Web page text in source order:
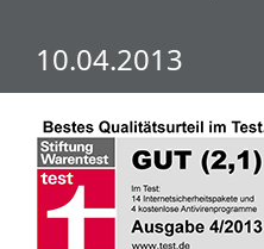
10.04.2013